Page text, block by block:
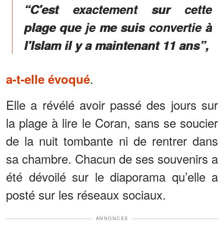
“C'est exactement sur cette
plage que je me suis convertie à
l'Islam il y a maintenant 11 ans”,
a-t-elle évoqué.
Elle a révélé avoir passé des jours sur
la plage à lire le Coran, sans se soucier
de la nuit tombante ni de rentrer dans
sa chambre. Chacun de ses souvenirs a
été dévoilé sur le diaporama qu’elle a
posté sur les réseaux sociaux.
ANNONCES